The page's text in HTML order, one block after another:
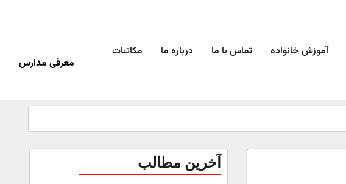
آموزش خانواده تماس با ما درباره ما
مکاتبات
معرفی مدارس
آخرین مطالب